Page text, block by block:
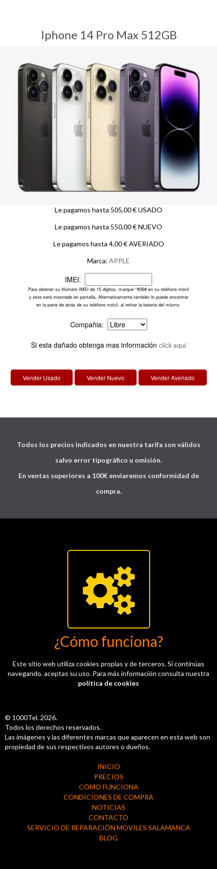
Iphone 14 Pro Max 512GB
Le pagamos hasta 505,00 € USADO
Le pagamos hasta 550,00 € NUEVO
Le pagamos hasta 4,00 € AVERIADO
Marca: APPLE
IMEI:
Para obtener su Número IMEI de 15 digitos, marque *#06# en su teléfono móvil
y este será mostrado en pantalla. Alternativamente,también lo puede encontrar
en la parte de atrás de su teléfono móvil, al retirar la bateria del mismo.
Compañia:
Si esta dañado obtenga mas información click aquí
Todos los precios indicados en nuestra tarifa son válidos
salvo error tipográfico u omisión.
En ventas superiores a 100€ enviaremos conformidad de
compra.
¿Cómo funciona?
Este sitio web utiliza cookies propias y de terceros. Si continúas
navegando, aceptas su uso. Para más información consulta nuestra
política de cookies
© 1000Tel. 2026.
Todos los derechos reservados.
Las imágenes y las diferentes marcas que aparecen en esta web son
propiedad de sus respectivos autores o dueños.
INICIO
PRECIOS
CÓMO FUNCIONA
CONDICIONES DE COMPRA
NOTICIAS
CONTACTO
SERVICIO DE REPARACIÓN MOVILES SALAMANCA
BLOG